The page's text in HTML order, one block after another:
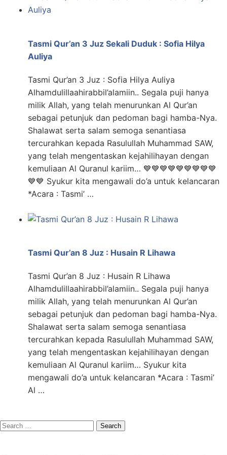
Tasmi Qur’an 3 Juz Sekali Duduk : Sofia Hilya
Auliya
Tasmi Qur’an 3 Juz : Sofia Hilya Auliya
Alhamdulillaahirabbil’alamiin.. Segala puji hanya
milik Allah, yang telah menurunkan Al Qur’an
sebagai petunjuk dan pedoman bagi hamba-Nya.
Shalawat serta salam semoga senantiasa
tercurahkan kepada Rasulullah Muhammad SAW,
yang telah mengentaskan kejahilihayan dengan
kemuliaan Al Quranul kariim… 💙💙💙💙💙💙💙💙💙
💙💙 Syukur kita mengawali do’a untuk kelancaran
*Acara : Tasmi’ …
Tasmi Qur’an 8 Juz : Husain R Lihawa
Tasmi Qur’an 8 Juz : Husain R Lihawa
Alhamdulillaahirabbil’alamiin.. Segala puji hanya
milik Allah, yang telah menurunkan Al Qur’an
sebagai petunjuk dan pedoman bagi hamba-Nya.
Shalawat serta salam semoga senantiasa
tercurahkan kepada Rasulullah Muhammad SAW,
yang telah mengentaskan kejahilihayan dengan
kemuliaan Al Quranul kariim… Syukur kita
mengawali do’a untuk kelancaran *Acara : Tasmi’
Al …
Search